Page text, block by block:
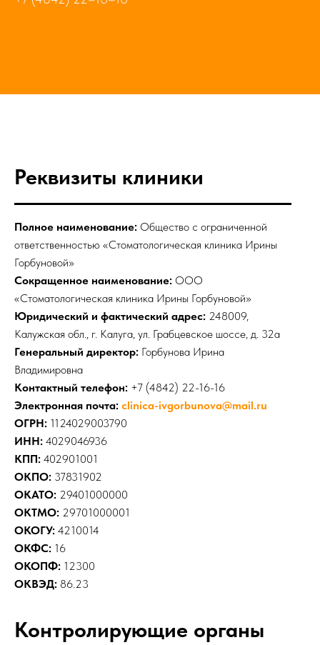
Реквизиты клиники
Полное наименование: Общество с ограниченной
ответственностью «Стоматологическая клиника Ирины
Горбуновой»
Сокращенное наименование: ООО
«Стоматологическая клиника Ирины Горбуновой»
Юридический и фактический адрес: 248009,
Калужская обл., г. Калуга, ул. Грабцевское шоссе, д. 32а
Генеральный директор: Горбунова Ирина
Владимировна
Контактный телефон: +7 (4842) 22-16-16
Электронная почта: clinica-ivgorbunova@mail.ru
ОГРН: 1124029003790
ИНН: 4029046936
КПП: 402901001
ОКПО: 37831902
ОКАТО: 29401000000
ОКТМО: 29701000001
ОКОГУ: 4210014
ОКФС: 16
ОКОПФ: 12300
ОКВЭД: 86.23
Контролирующие органы